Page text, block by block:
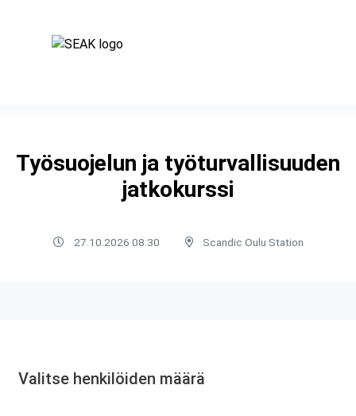
Työsuojelun ja työturvallisuuden
jatkokurssi
27.10.2026 08:30 Scandic Oulu Station
Valitse henkilöiden määrä